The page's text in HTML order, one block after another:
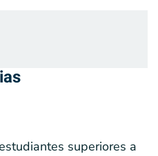
superiores a